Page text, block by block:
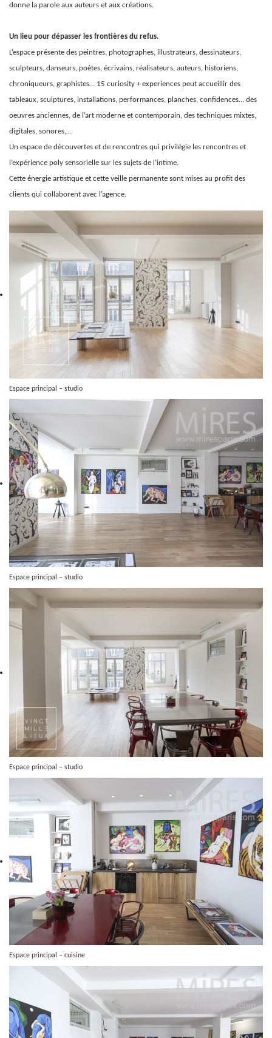
donne la parole aux auteurs et aux créations.
Un lieu pour dépasser les frontières du refus.
L’espace présente des peintres, photographes, illustrateurs, dessinateurs,
sculpteurs, danseurs, poètes, écrivains, réalisateurs, auteurs, historiens,
chroniqueurs, graphistes… 15 curiosity + experiences peut accueillir des
tableaux, sculptures, installations, performances, planches, confidences… des
oeuvres anciennes, de l’art moderne et contemporain, des techniques mixtes,
digitales, sonores,…
Un espace de découvertes et de rencontres qui privilégie les rencontres et
l’expérience poly sensorielle sur les sujets de l’intime.
Cette énergie artistique et cette veille permanente sont mises au profit des
clients qui collaborent avec l’agence.
Espace principal – studio
Espace principal – studio
Espace principal – studio
Espace principal – cuisine